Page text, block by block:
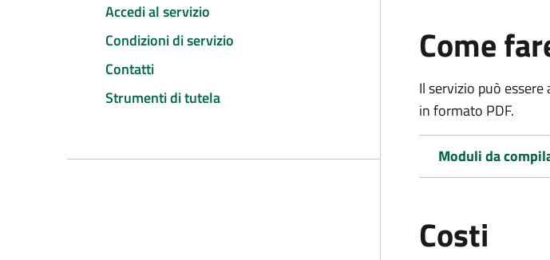
Accedi al servizio
Condizioni di servizio
Contatti
Strumenti di tutela
Come
Il servizio può
in formato PDF.
Moduli da
Costi